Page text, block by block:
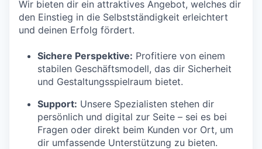
Wir bieten dir ein attraktives Angebot, welches dir
den Einstieg in die Selbstständigkeit erleichtert
und deinen Erfolg fördert.
Sichere Perspektive: Profitiere von einem
stabilen Geschäftsmodell, das dir Sicherheit
und Gestaltungsspielraum bietet.
Support: Unsere Spezialisten stehen dir
persönlich und digital zur Seite – sei es bei
Fragen oder direkt beim Kunden vor Ort, um
dir umfassende Unterstützung zu bieten.